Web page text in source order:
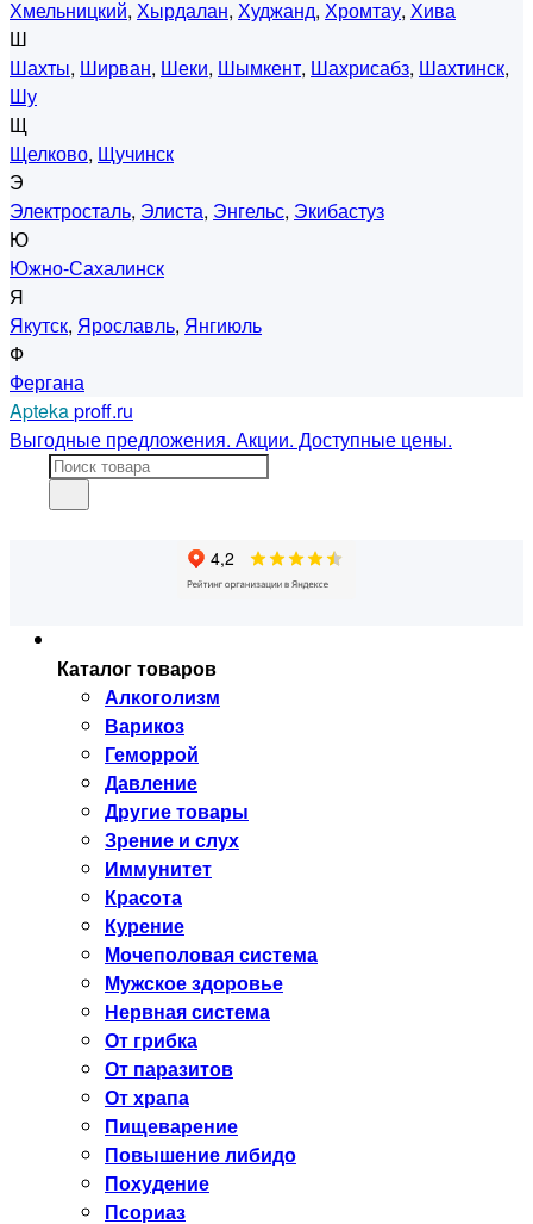
Хмельницкий, Хырдалан, Худжанд, Хромтау, Хива
Ш
Шахты, Ширван, Шеки, Шымкент, Шахрисабз, Шахтинск,
Шу
Щ
Щелково, Щучинск
Э
Электросталь, Элиста, Энгельс, Экибастуз
Ю
Южно-Сахалинск
Я
Якутск, Ярославль, Янгиюль
Ф
Фергана
Aptekaproff.ru
Выгодные предложения. Акции. Доступные цены.
Каталог товаров
Алкоголизм
Варикоз
Геморрой
Давление
Другие товары
Зрение и слух
Иммунитет
Красота
Курение
Мочеполовая система
Мужское здоровье
Нервная система
От грибка
От паразитов
От храпа
Пищеварение
Повышение либидо
Похудение
Псориаз